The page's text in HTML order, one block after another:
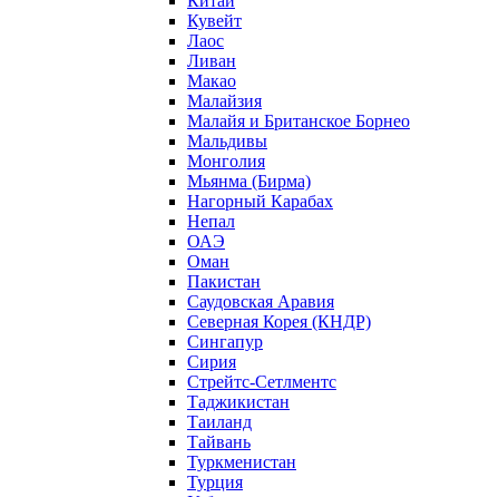
Кувейт
Лаос
Ливан
Макао
Малайзия
Малайя и Британское Борнео
Мальдивы
Монголия
Мьянма (Бирма)
Нагорный Карабах
Непал
ОАЭ
Оман
Пакистан
Саудовская Аравия
Северная Корея (КНДР)
Сингапур
Сирия
Стрейтс-Сетлментс
Таджикистан
Таиланд
Тайвань
Туркменистан
Турция